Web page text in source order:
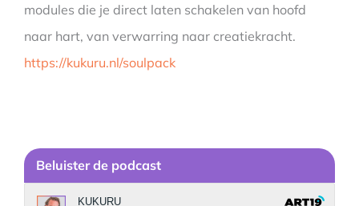
modules die je direct laten schakelen van hoofd
naar hart, van verwarring naar creatiekracht.
https://kukuru.nl/soulpack
Beluister de podcast